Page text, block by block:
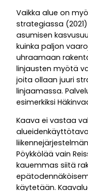
Vaikka alue on
strategiassa
asumisen
kuinka paljon
uhraamaan
linjausten myötä
joita ollaan juuri
linjaamassa.
esimerkiksi
Kaava ei vastaa
Pöykkölää vain
kauemmas siitä
käytetään.